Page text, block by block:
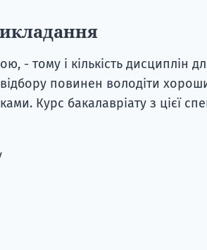
- тому і кількість дисциплін
повинен володіти
Курс бакалавріату з цієї